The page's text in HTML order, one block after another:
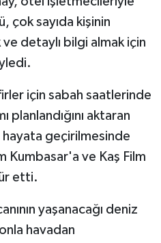
çok sayıda kişinin
detaylı bilgi almak için
için sabah saatlerinde
planlandığını aktaran
geçirilmesinde
Kumbasar'a ve Kaş Film
etti.
yaşanacağı deniz
havadan